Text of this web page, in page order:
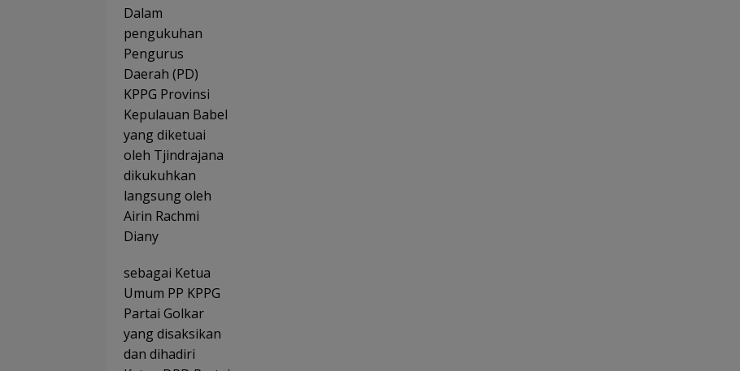
Dalam
pengukuhan
Pengurus
Daerah (PD)
KPPG Provinsi
Kepulauan Babel
yang diketuai
oleh Tjindrajana
dikukuhkan
langsung oleh
Airin Rachmi
Diany
sebagai Ketua
Umum PP KPPG
Partai Golkar
yang disaksikan
dan dihadiri